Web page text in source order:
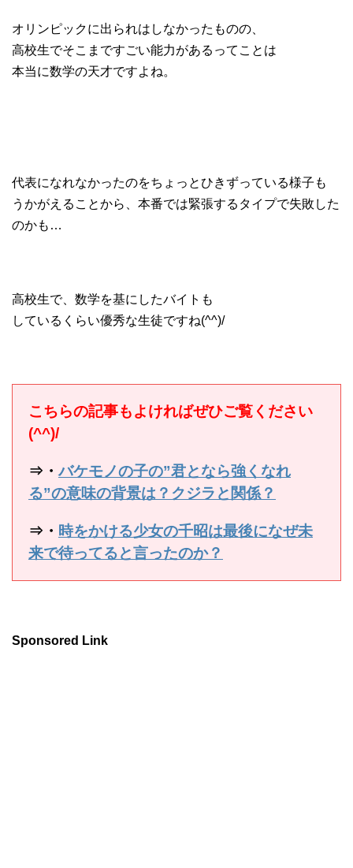
オリンピックに出られはしなかったものの、
高校生でそこまですごい能力があるってことは
本当に数学の天才ですよね。
代表になれなかったのをちょっとひきずっている様子も
うかがえることから、本番では緊張するタイプで失敗した
のかも…
高校生で、数学を基にしたバイトも
しているくらい優秀な生徒ですね(^^)/
こちらの記事もよければぜひご覧ください
(^^)/
⇒・バケモノの子の”君となら強くなれ
る”の意味の背景は？クジラと関係？
⇒・ 時をかける少女の千昭は最後になぜ未
来で待ってると言ったのか？
Sponsored Link